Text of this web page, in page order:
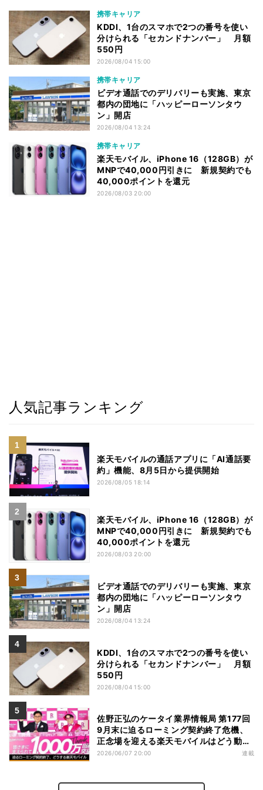
携帯キャリア
KDDI、1台のスマホで2つの番号を使い
分けられる「セカンドナンバー」 月額
550円
2026/08/04 15:00
携帯キャリア
ビデオ通話でのデリバリーも実施、東京
都内の団地に「ハッピーローソンタウ
ン」開店
2026/08/04 13:24
携帯キャリア
楽天モバイル、iPhone 16（128GB）が
MNPで40,000円引きに 新規契約でも
40,000ポイントを還元
2026/08/03 20:00
人気記事ランキング
楽天モバイルの通話アプリに「AI通話要
約」機能、8月5日から提供開始
2026/08/05 18:14
楽天モバイル、iPhone 16（128GB）が
MNPで40,000円引きに 新規契約でも
40,000ポイントを還元
2026/08/03 20:00
ビデオ通話でのデリバリーも実施、東京
都内の団地に「ハッピーローソンタウ
ン」開店
2026/08/04 13:24
KDDI、1台のスマホで2つの番号を使い
分けられる「セカンドナンバー」 月額
550円
2026/08/04 15:00
佐野正弘のケータイ業界情報局 第177回
9月末に迫るローミング契約終了危機、
正念場を迎える楽天モバイルはどう動
く？
2026/06/07 20:00 連載